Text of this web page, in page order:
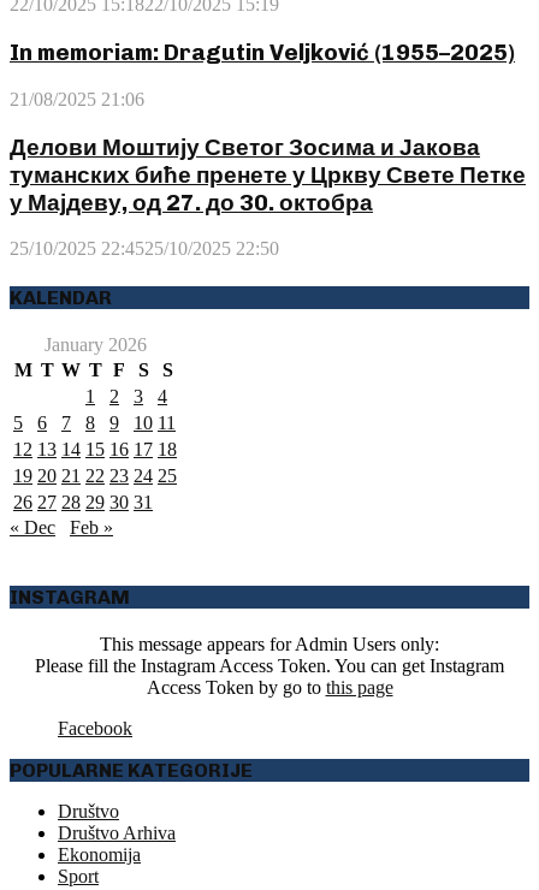
22/10/2025 15:1822/10/2025 15:19
In memoriam: Dragutin Veljković (1955–2025)
21/08/2025 21:06
Делови Моштију Светог Зосима и Јакова
туманских биће пренете у Цркву Свете Петке
у Мајдеву, од 27. до 30. октобра
25/10/2025 22:4525/10/2025 22:50
KALENDAR
January 2026
M T W T F S
S
1
2 3
4
5
6 7 8 9 10 11
12 13 14 15 16 17 18
19 20 21 22 23 24 25
26 27 28 29 30 31
« Dec
Feb »
INSTAGRAM
This message appears for Admin Users only:
Please fill the Instagram Access Token. You can get Instagram
Access Token by go to this page
Facebook
POPULARNE KATEGORIJE
Društvo
Društvo Arhiva
Ekonomija
Sport